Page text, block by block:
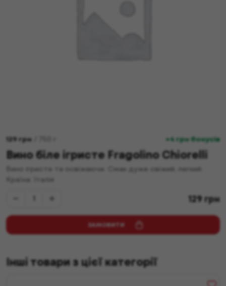
129грн +4 грн бонусів
Вино біле ігристе Fragolino Chiorelli
Вино ігристе та освіжаюче. Смак дуже свіжий, легкий.
Країна: Італія
129грн
ЗАМОВИТИ
Інші товари з цієї категорії